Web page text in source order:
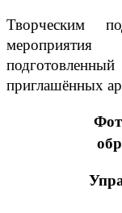
Творческим
мероприятия
приглашённых